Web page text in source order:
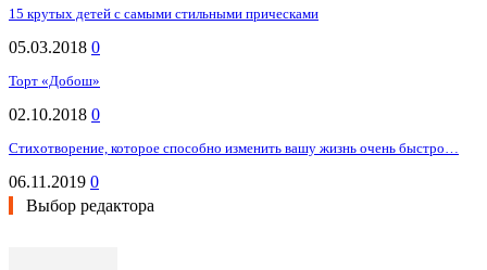
15 крутых детей с самыми стильными прическами
05.03.2018 0
Торт «Добош»
02.10.2018 0
Стихотворение, которое способно изменить вашу жизнь очень быстро…
06.11.2019 0
Выбор редактора